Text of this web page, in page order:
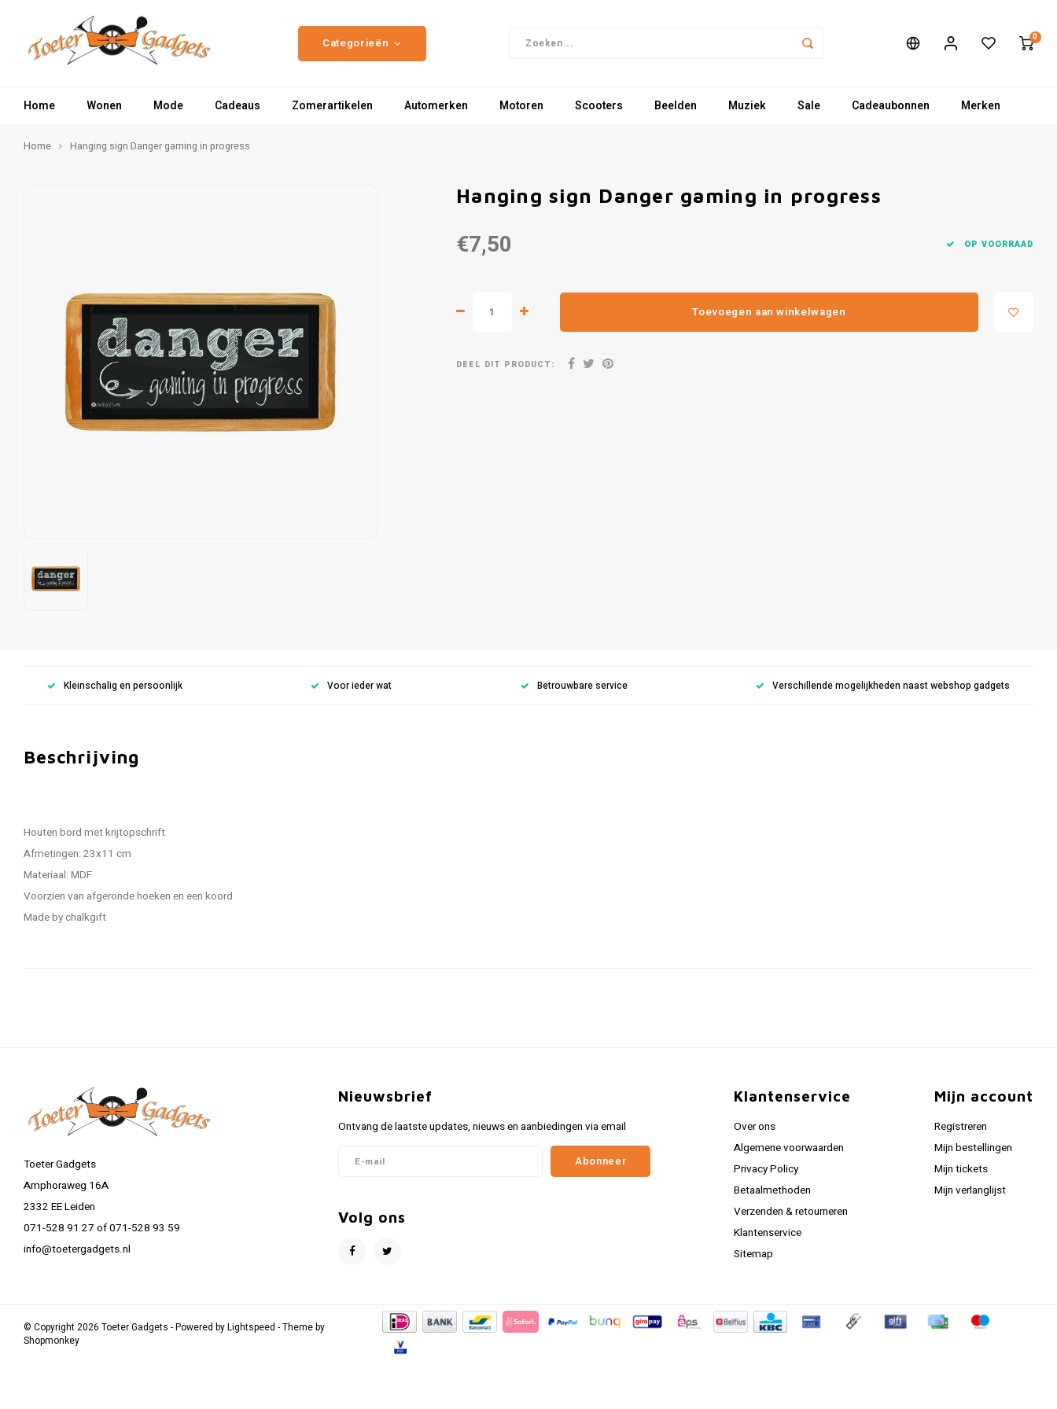
Categorieën 0
Home Wonen Mode Cadeaus Zomerartikelen Automerken Motoren Scooters Beelden Muziek Sale Cadeaubonnen Merken
Home Hanging sign Danger gaming in progress
Hanging sign Danger gaming in progress
€7,50 OP VOORRAAD
Toevoegen aan winkelwagen
DEEL DIT PRODUCT:
Kleinschalig en persoonlijk Voor ieder wat Betrouwbare service Verschillende mogelijkheden naast webshop gadgets
Beschrijving
Houten bord met krijtopschrift
Afmetingen: 23x11 cm
Materiaal: MDF
Voorzien van afgeronde hoeken en een koord
Made by chalkgift
Toeter Gadgets
Amphoraweg 16A
2332 EE Leiden
071-528 91 27 of 071-528 93 59
info@toetergadgets.nl
Nieuwsbrief
Ontvang de laatste updates, nieuws en aanbiedingen via email
Abonneer
Volg ons
Klantenservice
Over ons
Algemene voorwaarden
Privacy Policy
Betaalmethoden
Verzenden & retourneren
Klantenservice
Sitemap
Mijn account
Registreren
Mijn bestellingen
Mijn tickets
Mijn verlanglijst
© Copyright 2026 Toeter Gadgets - Powered byLightspeed - Theme by
Shopmonkey